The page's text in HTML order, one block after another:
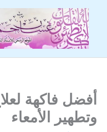
تخطي
المحتوى
أفضل فاكهة
وتطهير الأمعاء